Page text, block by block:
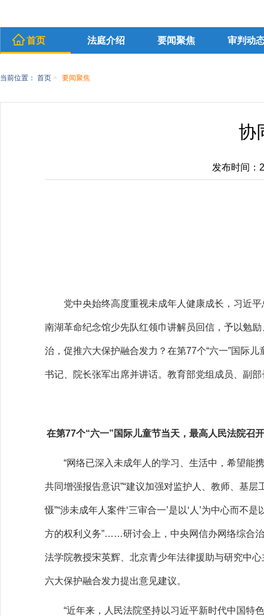
首页 法庭介绍 要闻聚焦 审判动
当前位置： 首页 > 要闻聚焦
协
发布时间：
党中央始终高度重视未成年人健康成长，习近平
南湖革命纪念馆少先队红领巾讲解员回信，予以勉
治，促推六大保护融合发力？在第77个“六一”国际
书记、院长张军出席并讲话。教育部党组成员、副
在第77个“六一”国际儿童节当天，最高人民法院召
“网络已深入未成年人的学习、生活中，希望能携
共同增强报告意识”“建议加强对监护人、教师、基
慑”“涉未成年人案件‘三审合一’是以‘人’为中心而不
方的权利义务”……研讨会上，中央网信办网络综合
法学院教授宋英辉、北京青少年法律援助与研究中
六大保护融合发力提出意见建议。
“近年来，人民法院坚持以习近平新时代中国特色